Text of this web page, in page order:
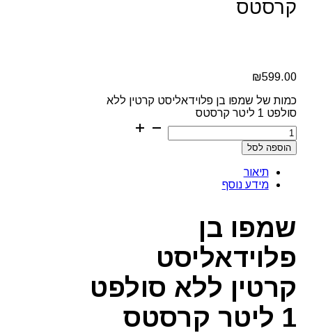
קרסטס
₪599.00
כמות של שמפו בן פלוידאליסט קרטין ללא
סולפט 1 ליטר קרסטס
הוספה לסל
תיאור
מידע נוסף
שמפו בן
פלוידאליסט
קרטין ללא סולפט
1 ליטר קרסטס